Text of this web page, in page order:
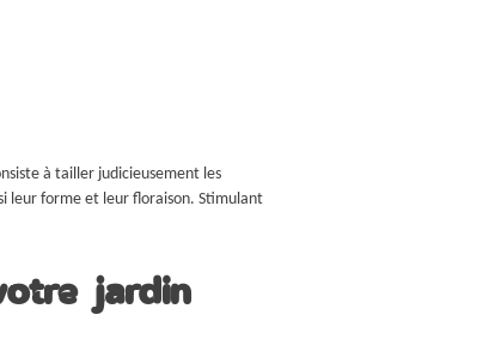
à tailler judicieusement les
leur forme et leur floraison. Stimulant
jardin